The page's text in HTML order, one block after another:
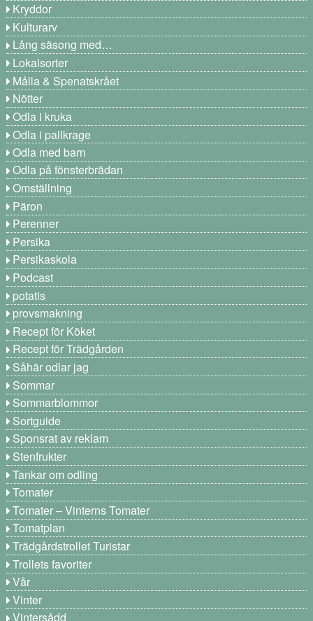
Kryddor
Kulturarv
Lång säsong med…
Lokalsorter
Målla & Spenatskrået
Nötter
Odla i kruka
Odla i pallkrage
Odla med barn
Odla på fönsterbrädan
Omställning
Päron
Perenner
Persika
Persikaskola
Podcast
potatis
provsmakning
Recept för Köket
Recept för Trädgården
Såhär odlar jag
Sommar
Sommarblommor
Sortguide
Sponsrat av reklam
Stenfrukter
Tankar om odling
Tomater
Tomater – Vinterns Tomater
Tomatplan
Trädgårdstrollet Turistar
Trollets favoriter
Vår
Vinter
Vintersådd